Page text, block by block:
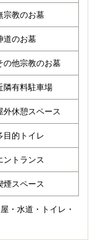
宗教のお墓
道のお墓
の他宗教のお墓
隣有料駐車場
外休憩スペース
目的トイレ
ントランス
煙スペース
・水道・トイレ・